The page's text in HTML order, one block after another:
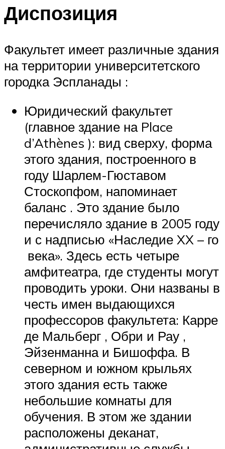
Диспозиция
Факультет имеет различные здания
на территории университетского
городка Эспланады :
Юридический факультет
(главное здание на Place
d’Athènes ): вид сверху, форма
этого здания, построенного в
году Шарлем-Гюставом
Стоскопфом, напоминает
баланс . Это здание было
перечисляло здание в 2005 году
и с надписью «Наследие XX – го
века». Здесь есть четыре
амфитеатра, где студенты могут
проводить уроки. Они названы в
честь имен выдающихся
профессоров факультета: Карре
де Мальберг , Обри и Рау ,
Эйзенманна и Бишоффа. В
северном и южном крыльях
этого здания есть также
небольшие комнаты для
обучения. В этом же здании
расположены деканат,